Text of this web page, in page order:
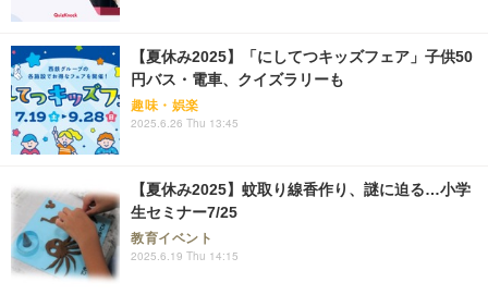
【夏休み2025】「にしてつキッズフェア」子供50
円バス・電車、クイズラリーも
趣味・娯楽
2025.6.26 Thu 13:45
【夏休み2025】蚊取り線香作り、謎に迫る…小学
生セミナー7/25
教育イベント
2025.6.19 Thu 14:15